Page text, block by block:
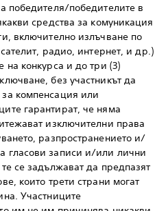
победителя/победителите в
средства за комуникация
включително излъчване по
радио, интернет, и др.)
на конкурса и до три (3)
без участникът да
компенсация или
гарантират, че няма
изключителни права
разпространението и/
гласови записи и/или лични
се задължават да предпазят
които трети страни могат
Участниците